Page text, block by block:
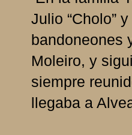
Julio “Cholo”
bandoneones
Moleiro, y
siempre
llegaba a